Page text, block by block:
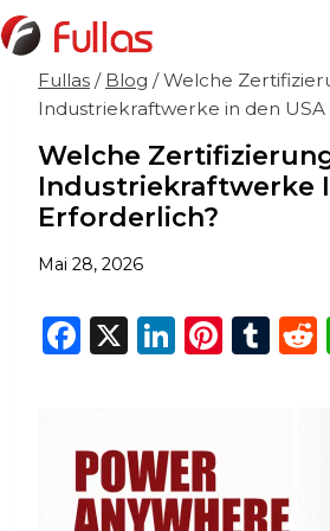
Zum
Inhalt
springen
Fullas / Blog /Welche
Industriekraftwerke in den
Welche
Industriekraftwerke
Erforderlich?
Mai 28, 2026
F
e
b
X
Li
e
dI
Pi
st
T
r